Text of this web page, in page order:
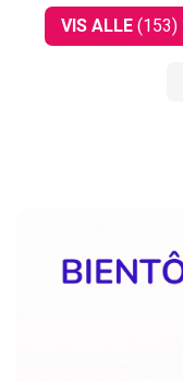
VIS ALLE (153)